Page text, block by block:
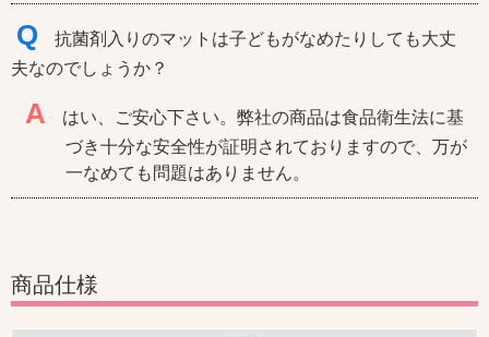
Q
抗菌剤入りのマットは子どもがなめたりしても大丈
夫なのでしょうか？
A
はい、ご安心下さい。弊社の商品は食品衛生法に基
づき十分な安全性が証明されておりますので、万が
一なめても問題はありません。
商品仕様